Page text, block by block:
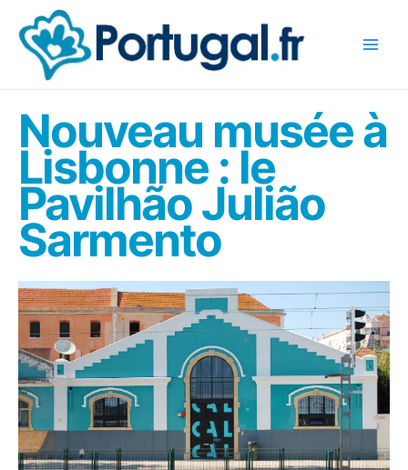
contenu
Nouveau musée à
Lisbonne : le
Pavilhão Julião
Sarmento